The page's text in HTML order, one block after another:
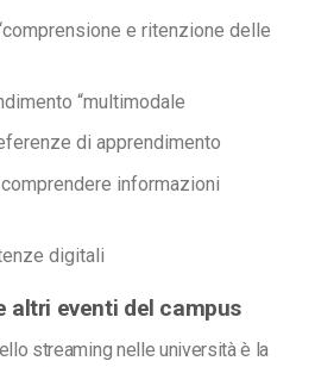
e ritenzione delle
“multimodale
di apprendimento
informazioni
digitali
altri eventi del campus
streaming nelle università è la